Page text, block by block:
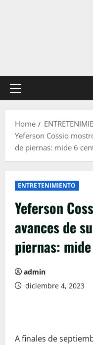
Primary
Home
Yeferson Cossio
de piernas: mide 6
ENTRETENIMIENTO
Yeferson
avances de
piernas:
admin
diciembre 4, 2023
A finales de